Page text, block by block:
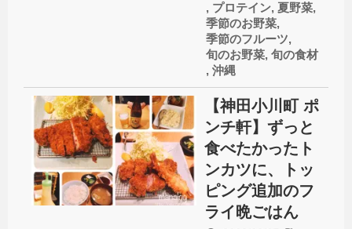
, プロテイン, 夏野菜,
季節のお野菜,
季節のフルーツ,
旬のお野菜, 旬の食材
, 沖縄
【神田小川町 ポ
ンチ軒】ずっと
食べたかったト
ンカツに、トッ
ピング追加のフ
ライ晩ごはん